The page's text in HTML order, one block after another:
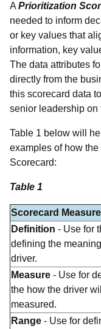
A Prioritization
needed to inform
or key values that
information, key
The data attributes
directly from the
this scorecard data
senior leadership on
Table 1 below will
examples of how
Scorecard:
Table 1
Scorecard
Definition - Use for
defining the
driver.
Measure - Use for
the how the driver
measured.
Range - Use for